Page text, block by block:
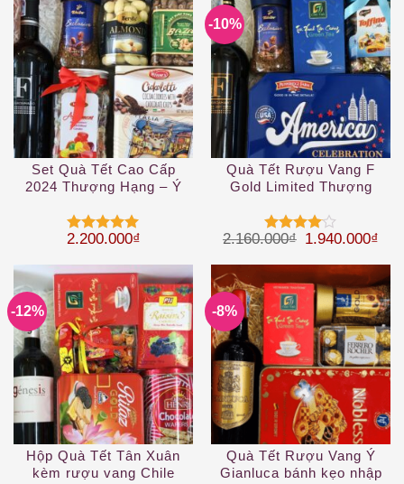
Set Quà Tết Cao Cấp
2024 Thượng Hạng – Ý
Được xếp
sao
2.200.000₫
-10%
Quà Tết Rượu Vang F
Gold Limited Thượng
Được
45 sao
2.160.000₫ Giá gốc là:
1.940.000₫
-12%
Hộp Quà Tết Tân Xuân
kèm rượu vang Chile
-8%
Quà Tết Rượu Vang Ý
Gianluca bánh kẹo nhập